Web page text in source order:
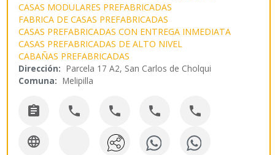
CASAS MODULARES PREFABRICADAS
FABRICA DE CASAS PREFABRICADAS
CASAS PREFABRICADAS CON ENTREGA INMEDIATA
CASAS PREFABRICADAS DE ALTO NIVEL
CABAÑAS PREFABRICADAS
Dirección: Parcela 17 A2, San Carlos de Cholqui
Comuna: Melipilla
    
